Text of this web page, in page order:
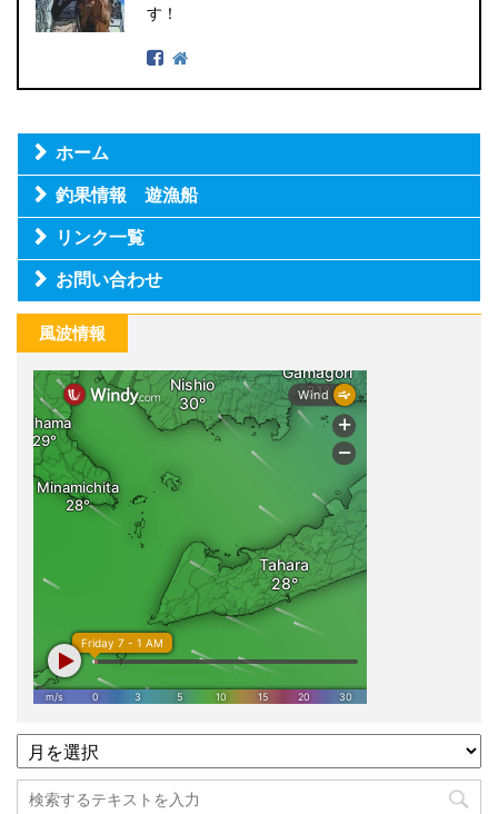
す！
ホーム
釣果情報 遊漁船
リンク一覧
お問い合わせ
風波情報
過
去
記